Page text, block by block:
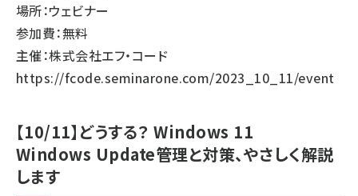
場所：ウェビナー
参加費：無料
主催：株式会社エフ・コード
https://fcode.seminarone.com/2023_10_11/event
【10/11】どうする？ Windows 11
Windows Update管理と対策、やさしく解説
します